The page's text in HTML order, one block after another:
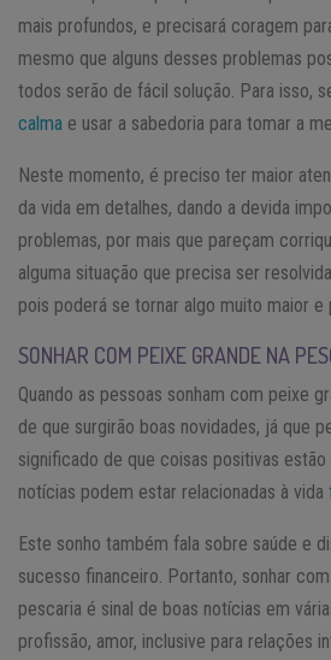
mais profundos, e precisará coragem
mesmo que alguns desses problemas
todos serão de fácil solução. Para isso,
calma e usar a sabedoria para tomar a
Neste momento, é preciso ter maior
da vida em detalhes, dando a devida
problemas, por mais que pareçam
alguma situação que precisa ser
pois poderá se tornar algo muito maior e
SONHAR COM PEIXE GRANDE NA
Quando as pessoas sonham com peixe
de que surgirão boas novidades, já que
significado de que coisas positivas estão
notícias podem estar relacionadas à vida
Este sonho também fala sobre saúde e
sucesso financeiro. Portanto, sonhar
pescaria é sinal de boas notícias em
profissão, amor, inclusive para relações